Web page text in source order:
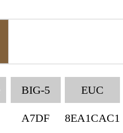
BIG-5
A7DF
EUC
8EA1CAC1